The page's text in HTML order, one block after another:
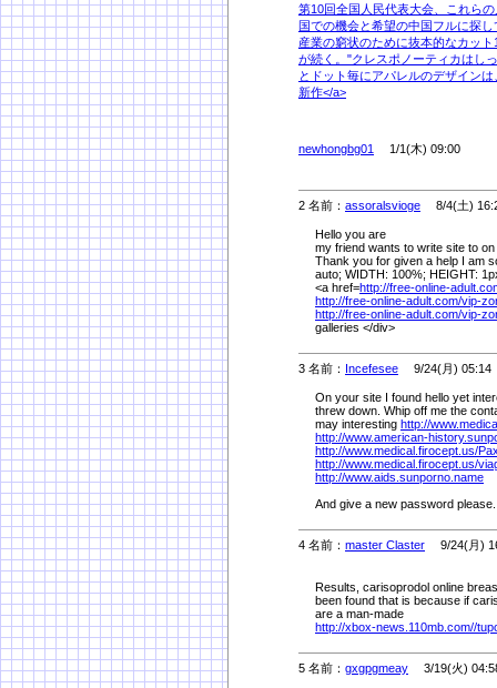
第10回全国人民代表大会、これら
国での機会と希望の中国フルに探
産業の窮状のために抜本的なカッ
が続く。"クレスポノーティカはし
とドット毎にアパレルのデザイン
新作</a>
newhongbg01 1/1(木) 09:00
2 名前： assoralsvioge 8/4(土)
Hello you are
my friend wants to write site to
Thank you for given a help I am
auto; WIDTH: 100%; HEIGHT:
<a href=http://free-online-
http://free-online-adult.com/vip-
http://free-online-adult.com/vip-
galleries </div>
3 名前： Incefesee 9/24(月) 05:14
On your site I found hello yet
threw down. Whip off me the
may interesting http://
http://www.american-
http://www.medical.firocept.us/
http://www.medical.firocept.us/
http://www.aids.sunporno.name
And give a new password please.
4 名前： master Claster 9/24(月)
Results, carisoprodol online
been found that is because if
are a man-made
http://xbox-news.110mb.com//
5 名前： gxgpgmeay 3/19(火)